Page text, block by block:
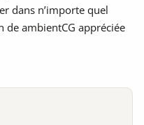
dans n’importe quel
ambientCG appréciée